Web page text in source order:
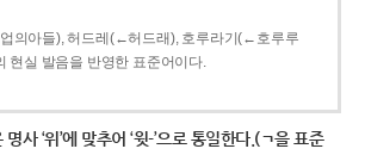
의아들), 허드레(←허드래), 호루라기(←호루루
현실 발음을 반영한 표준어이다.
명사 ‘위’에 맞추어 ‘윗-’으로 통일한다.(ㄱ을 표준